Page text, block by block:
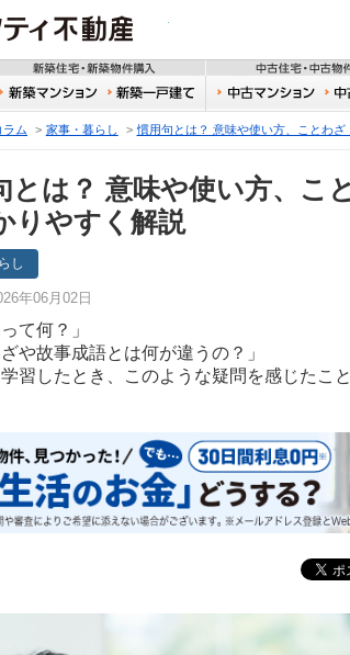
りる 新築住宅・新築物件
貸
新築マンション 新築一戸建て 中
ラム 家事・暮らし 慣用句とは？ 意味や使い方、ことわ
とは？ 意味や使い方、こ
りやすく解説
し
年06月02日
て何？」
ざや故事成語とは何が違うの？」
習したとき、このような疑問を感じたこ